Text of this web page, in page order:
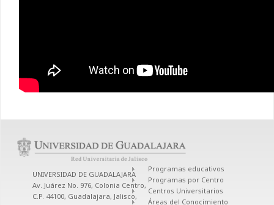
UNIVERSIDAD DE GUADALAJARA
Av. Juárez No. 976, Colonia Centro,
C.P. 44100, Guadalajara, Jalisco,
Programas educativos
Programas por Centro
Centros Universitarios
Áreas del Conocimiento